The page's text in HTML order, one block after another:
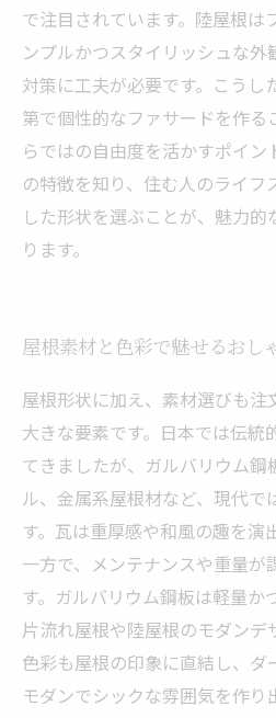
で注目されています。陸屋根は
ンプルかつスタイリッシュな
対策に工夫が必要です。こうし
第で個性的なファサードを作る
らではの自由度を活かすポイ
の特徴を知り、住む人のライフ
した形状を選ぶことが、魅力
ります。
屋根素材と色彩で魅せるおし
屋根形状に加え、素材選びも注
大きな要素です。日本では伝統
てきましたが、ガルバリウム
ル、金属系屋根材など、現代で
す。瓦は重厚感や和風の趣を演
一方で、メンテナンスや重量が
す。ガルバリウム鋼板は軽量か
片流れ屋根や陸屋根のモダンデ
色彩も屋根の印象に直結し、ダ
モダンでシックな雰囲気を作